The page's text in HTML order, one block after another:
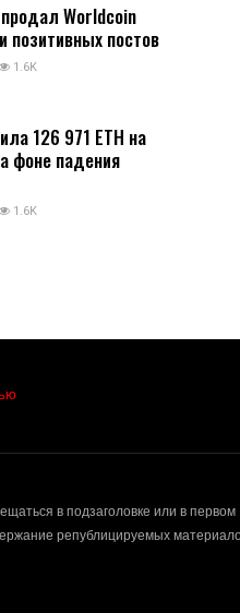
Worldcoin
позитивных постов
1.6K
126 971 ETH на
фоне падения
1.6K
в подзаголовке или в первом
републицируемых